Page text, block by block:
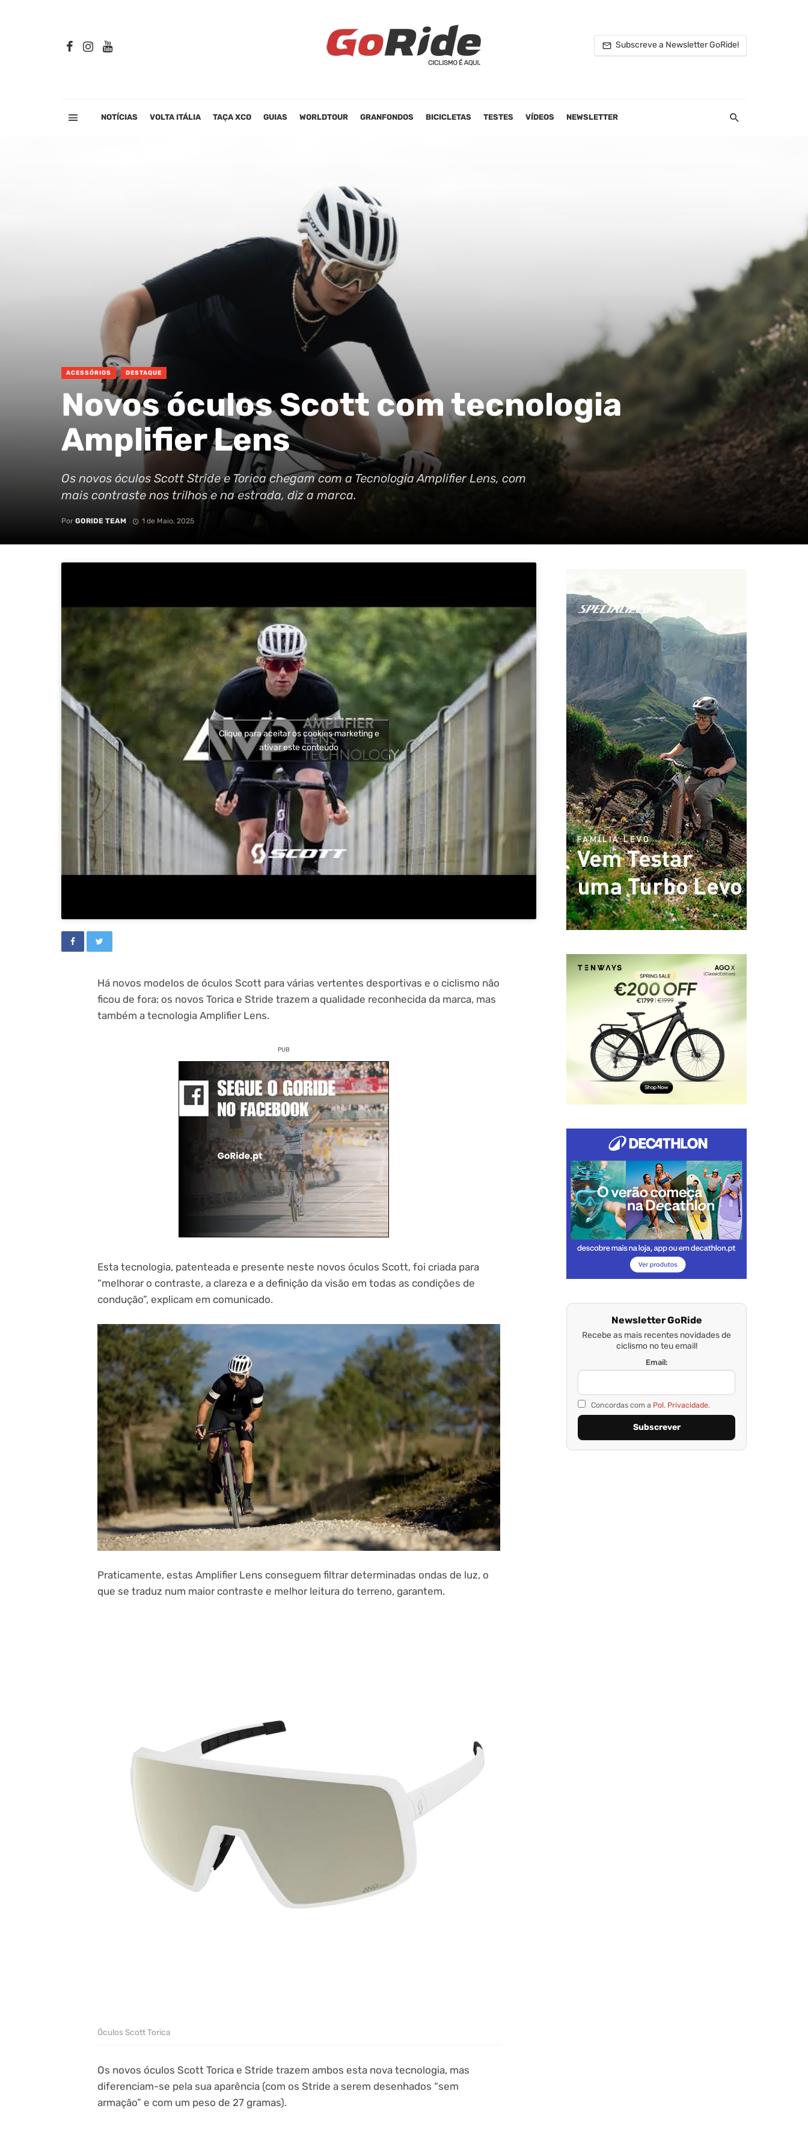
Subscreve a Newsletter GoRide!
NOTÍCIAS VOLTA ITÁLIA TAÇA XCO GUIAS WORLDTOUR GRANFONDOS BICICLETAS TESTES VÍDEOS NEWSLETTER
ACESSÓRIOS DESTAQUE
Novos óculos Scott com tecnologia
Amplifier Lens
Os novos óculos Scott Stride e Torica chegam com a Tecnologia Amplifier Lens, com
mais contraste nos trilhos e na estrada, diz a marca.
Por GORIDE TEAM 1 de Maio, 2025
Clique para aceitar os cookies marketing e
ativar este conteúdo
Há novos modelos de óculos Scott para várias vertentes desportivas e o ciclismo não
ficou de fora: os novos Torica e Stride trazem a qualidade reconhecida da marca, mas
também a tecnologia Amplifier Lens.
PUB
Esta tecnologia, patenteada e presente neste novos óculos Scott, foi criada para
“melhorar o contraste, a clareza e a definição da visão em todas as condições de
condução”, explicam em comunicado.
Praticamente, estas Amplifier Lens conseguem filtrar determinadas ondas de luz, o
que se traduz num maior contraste e melhor leitura do terreno, garantem.
Óculos Scott Torica
Os novos óculos Scott Torica e Stride trazem ambos esta nova tecnologia, mas
diferenciam-se pela sua aparência (com os Stride a serem desenhados “sem
armação” e com um peso de 27 gramas).
Newsletter GoRide
Recebe as mais recentes novidades de
ciclismo no teu email!
Email:
Concordas com a Pol. Privacidade.